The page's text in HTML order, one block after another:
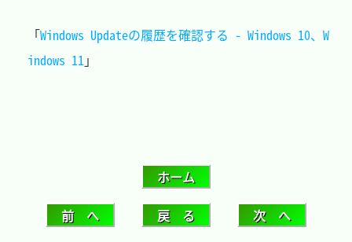
「Windows Updateの履歴を確認する - Windows 10、W
indows 11